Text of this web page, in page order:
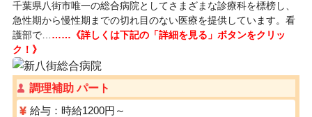
千葉県八街市唯一の総合病院としてさまざまな診療科を標榜し、
急性期から慢性期までの切れ目のない医療を提供しています。看
護部で… ……《詳しくは下記の「詳細を見る」ボタンをクリッ
ク！》
調理補助 パート
給与：時給1200円～